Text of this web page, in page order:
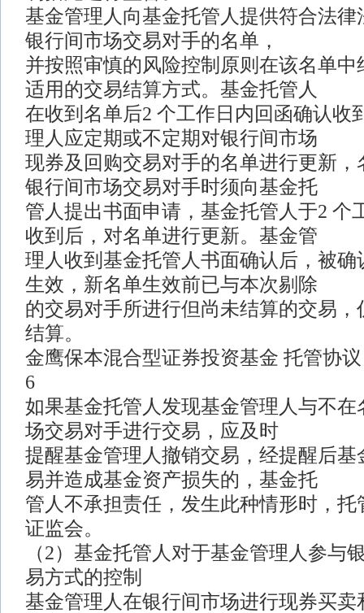
基金管理人向基金托管人提供符合法律
银行间市场交易对手的名单，
并按照审慎的风险控制原则在该名单中
适用的交易结算方式。基金托管人
在收到名单后2 个工作日内回函确认收
理人应定期或不定期对银行间市场
现券及回购交易对手的名单进行更新，
银行间市场交易对手时须向基金托
管人提出书面申请，基金托管人于2 个
收到后，对名单进行更新。基金管
理人收到基金托管人书面确认后，被确
生效，新名单生效前已与本次剔除
的交易对手所进行但尚未结算的交易，
结算。
金鹰保本混合型证券投资基金 托管协议
6
如果基金托管人发现基金管理人与不在
场交易对手进行交易，应及时
提醒基金管理人撤销交易，经提醒后基
易并造成基金资产损失的，基金托
管人不承担责任，发生此种情形时，托
证监会。
（2）基金托管人对于基金管理人参与
易方式的控制
基金管理人在银行间市场进行现券买卖